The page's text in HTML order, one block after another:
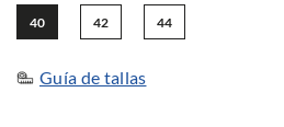
40 42 44
Guía de tallas